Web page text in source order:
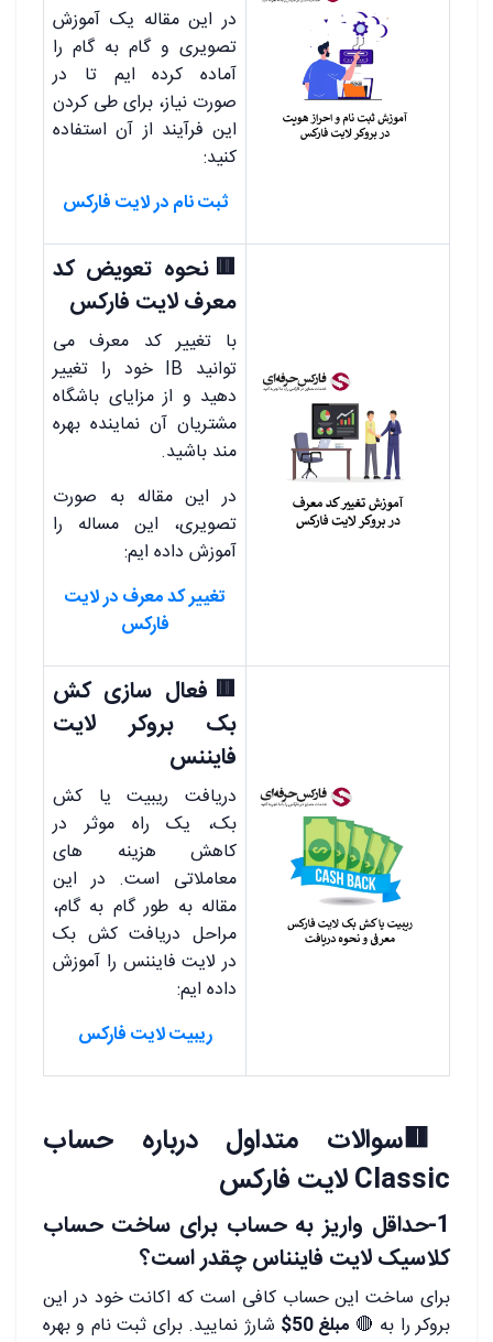
در این مقاله یک آموزش
تصویری و گام به گام را
آماده کرده ایم تا در
صورت نیاز، برای طی کردن
این فرآیند از آن استفاده
کنید:
ثبت نام در لایت فارکس
🟥نحوه تعویض کد
معرف لایت فارکس
با تغییر کد معرف می
توانید IB خود را تغییر
دهید و از مزایای باشگاه
مشتریان آن نماینده بهره
مند باشید.
در این مقاله به صورت
تصویری، این مساله را
آموزش داده ایم:
تغییر کد معرف در لایت
فارکس
🟥فعال سازی کش
بک بروکر لایت
فایننس
دریافت ریبیت یا کش
بک، یک راه موثر در
کاهش هزینه های
معاملاتی است. در این
مقاله به طور گام به گام،
مراحل دریافت کش بک
در لایت فایننس را آموزش
داده ایم:
ریبیت لایت فارکس
🟥سوالات متداول درباره حساب
Classic لایت فارکس
1-حداقل واریز به حساب برای ساخت حساب
کلاسیک لایت فاینناس چقدر است؟
برای ساخت این حساب کافی است که اکانت خود در این
بروکر را به 🔴 مبلغ 50$
شارژ نمایید. برای ثبت نام و بهره